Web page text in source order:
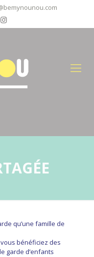
qu’une famille de
bénéficiez des
garde d’enfants